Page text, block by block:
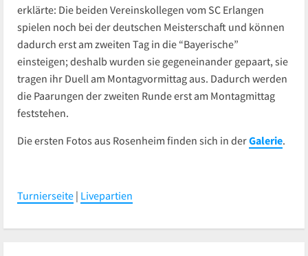
erklärte: Die beiden Vereinskollegen vom SC Erlangen
spielen noch bei der deutschen Meisterschaft und können
dadurch erst am zweiten Tag in die “Bayerische”
einsteigen; deshalb wurden sie gegeneinander gepaart, sie
tragen ihr Duell am Montagvormittag aus. Dadurch werden
die Paarungen der zweiten Runde erst am Montagmittag
feststehen.
Die ersten Fotos aus Rosenheim finden sich in derGalerie.
Turnierseite | Livepartien